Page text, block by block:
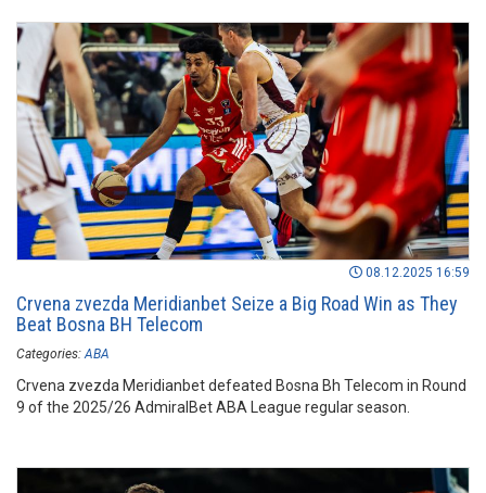
08.12.2025 16:59
Crvena zvezda Meridianbet Seize a Big Road Win as They
Beat Bosna BH Telecom
Categories: ABA
Crvena zvezda Meridianbet defeated Bosna Bh Telecom in Round
9 of the 2025/26 AdmiralBet ABA League regular season.